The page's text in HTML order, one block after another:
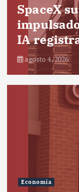
SpaceX
IA
agosto 4, 2026
Economía